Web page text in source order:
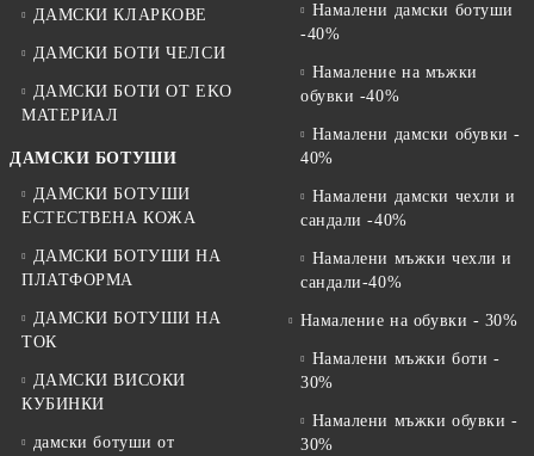
ДАМСКИ КЛАРКОВЕ
ДАМСКИ БОТИ ЧЕЛСИ
ДАМСКИ БОТИ ОТ EKO
МАТЕРИАЛ
ДАМСКИ БОТУШИ
ДАМСКИ БОТУШИ
ЕСТЕСТВЕНА КОЖА
ДАМСКИ БОТУШИ НА
ПЛАТФОРМА
ДАМСКИ БОТУШИ НА
ТОК
ДАМСКИ ВИСОКИ
КУБИНКИ
дамски ботуши от
Намалени дамски ботуши
-40%
Намаление на мъжки
обувки -40%
Намалени дамски обувки -
40%
Намалени дамски чехли и
сандали -40%
Намалени мъжки чехли и
сандали-40%
Намаление на обувки - 30%
Намалени мъжки боти -
30%
Намалени мъжки обувки -
30%